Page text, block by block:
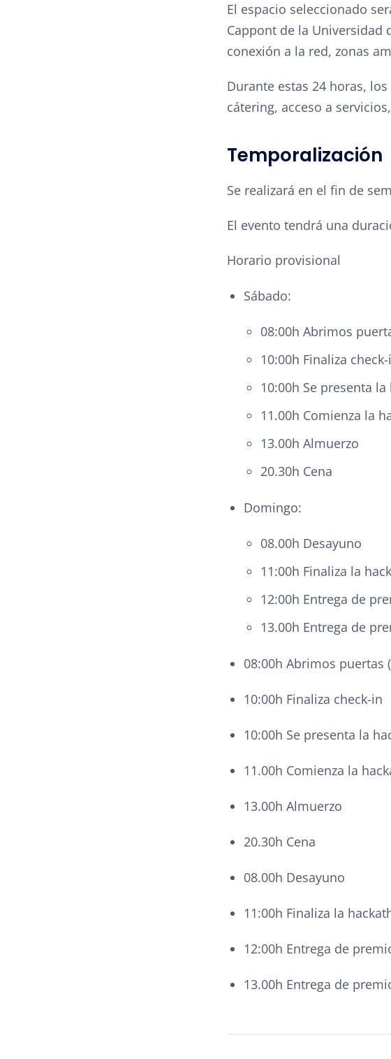
El espacio seleccionado
Cappont de la Universidad
conexión a la red, zonas
Durante estas 24 horas,
cátering, acceso a
Temporalización
Se realizará en el fin de
El evento tendrá una
Horario provisional
Sábado:
08:00h Abrimos
10:00h Finaliza
10:00h Se presenta
11.00h Comienza la
13.00h Almuerzo
20.30h Cena
Domingo:
08.00h Desayuno
11:00h Finaliza la
12:00h Entrega de
13.00h Entrega de
08:00h Abrimos puertas
10:00h Finaliza check-in
10:00h Se presenta la
11.00h Comienza la
13.00h Almuerzo
20.30h Cena
08.00h Desayuno
11:00h Finaliza la
12:00h Entrega de
13.00h Entrega de